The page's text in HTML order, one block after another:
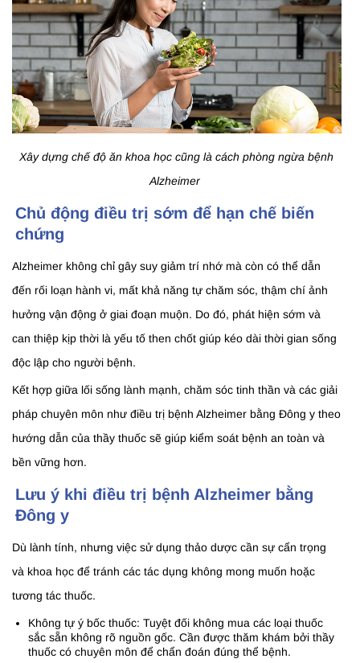
Xây dựng chế độ ăn khoa học cũng là cách phòng ngừa bệnh
Alzheimer
Chủ động điều trị sớm để hạn chế biến
chứng
Alzheimer không chỉ gây suy giảm trí nhớ mà còn có thể dẫn
đến rối loạn hành vi, mất khả năng tự chăm sóc, thậm chí ảnh
hưởng vận động ở giai đoạn muộn. Do đó, phát hiện sớm và
can thiệp kịp thời là yếu tố then chốt giúp kéo dài thời gian sống
độc lập cho người bệnh.
Kết hợp giữa lối sống lành mạnh, chăm sóc tinh thần và các giải
pháp chuyên môn như điều trị bệnh Alzheimer bằng Đông y theo
hướng dẫn của thầy thuốc sẽ giúp kiểm soát bệnh an toàn và
bền vững hơn.
Lưu ý khi điều trị bệnh Alzheimer bằng
Đông y
Dù lành tính, nhưng việc sử dụng thảo dược cần sự cẩn trọng
và khoa học để tránh các tác dụng không mong muốn hoặc
tương tác thuốc.
Không tự ý bốc thuốc: Tuyệt đối không mua các loại thuốc
sắc sẵn không rõ nguồn gốc. Cần được thăm khám bởi thầy
thuốc có chuyên môn để chẩn đoán đúng thể bệnh.